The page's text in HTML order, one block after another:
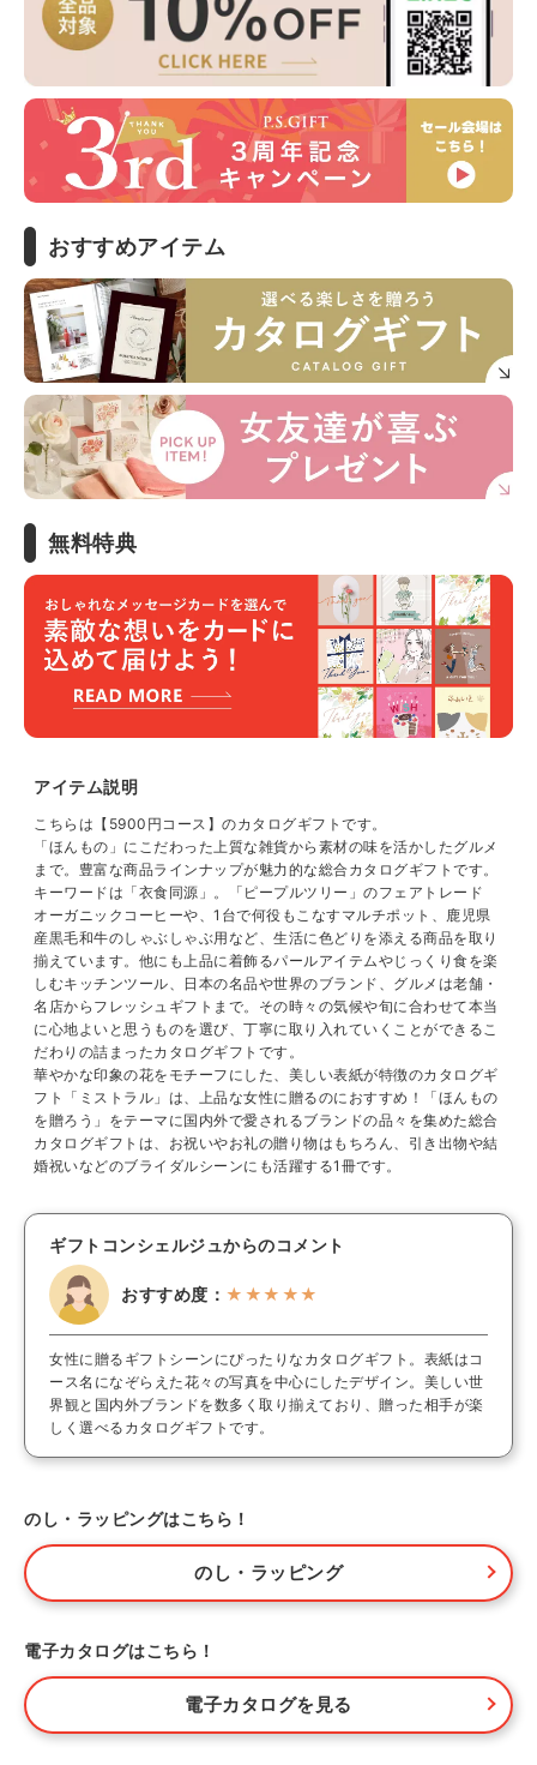
おすすめアイテム
無料特典
アイテム説明
こちらは【5900円コース】のカタログギフトです。
「ほんもの」にこだわった上質な雑貨から素材の味を活かしたグルメ
まで。豊富な商品ラインナップが魅力的な総合カタログギフトです。
キーワードは「衣食同源」。「ピープルツリー」のフェアトレード
オーガニックコーヒーや、1台で何役もこなすマルチポット、鹿児県
産黒毛和牛のしゃぶしゃぶ用など、生活に色どりを添える商品を取り
揃えています。他にも上品に着飾るパールアイテムやじっくり食を楽
しむキッチンツール、日本の名品や世界のブランド、グルメは老舗・
名店からフレッシュギフトまで。その時々の気候や旬に合わせて本当
に心地よいと思うものを選び、丁寧に取り入れていくことができるこ
だわりの詰まったカタログギフトです。
華やかな印象の花をモチーフにした、美しい表紙が特徴のカタログギ
フト「ミストラル」は、上品な女性に贈るのにおすすめ！「ほんもの
を贈ろう」をテーマに国内外で愛されるブランドの品々を集めた総合
カタログギフトは、お祝いやお礼の贈り物はもちろん、引き出物や結
婚祝いなどのブライダルシーンにも活躍する1冊です。
ギフトコンシェルジュからのコメント
おすすめ度： ★★★★★
女性に贈るギフトシーンにぴったりなカタログギフト。表紙はコ
ース名になぞらえた花々の写真を中心にしたデザイン。美しい世
界観と国内外ブランドを数多く取り揃えており、贈った相手が楽
しく選べるカタログギフトです。
のし・ラッピングはこちら！
のし・ラッピング
電子カタログはこちら！
電子カタログを見る